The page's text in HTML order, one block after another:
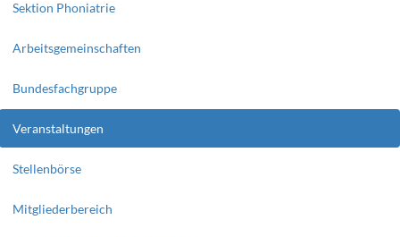
Sektion Phoniatrie
Arbeitsgemeinschaften
Bundesfachgruppe
Veranstaltungen
Stellenbörse
Mitgliederbereich